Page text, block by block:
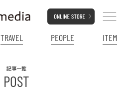
TRAVEL PEOPLE ITEM
記事一覧
POST